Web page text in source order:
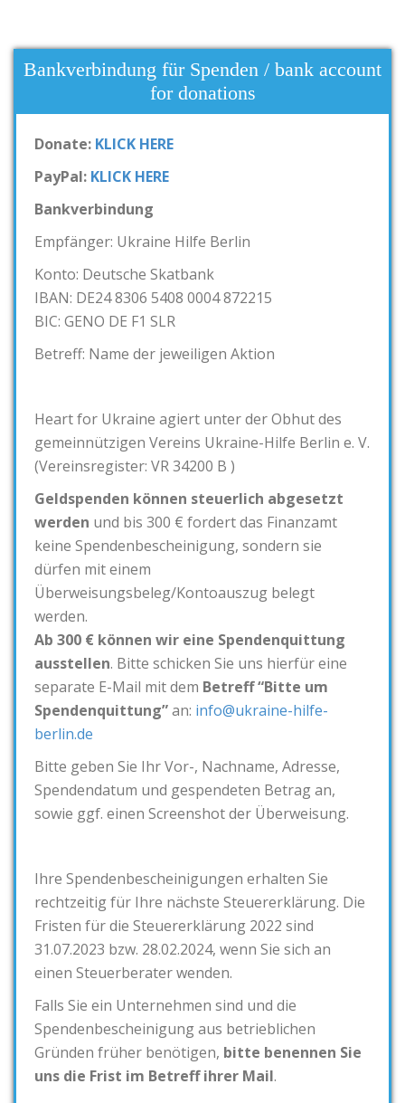
Bankverbindung für Spenden / bank account
for donations
Donate: KLICK HERE
PayPal: KLICK HERE
Bankverbindung
Empfänger: Ukraine Hilfe Berlin
Konto: Deutsche Skatbank
IBAN: DE24 8306 5408 0004 872215
BIC: GENO DE F1 SLR
Betreff: Name der jeweiligen Aktion
Heart for Ukraine agiert unter der Obhut des
gemeinnützigen Vereins Ukraine-Hilfe Berlin e. V.
(Vereinsregister: VR 34200 B )
Geldspenden können steuerlich abgesetzt
werden und bis 300 € fordert das Finanzamt
keine Spendenbescheinigung, sondern sie
dürfen mit einem
Überweisungsbeleg/Kontoauszug belegt
werden.
Ab 300 € können wir eine Spendenquittung
ausstellen. Bitte schicken Sie uns hierfür eine
separate E-Mail mit dem Betreff “Bitte um
Spendenquittung”an: info@ukraine-hilfe-
berlin.de
Bitte geben Sie Ihr Vor-, Nachname, Adresse,
Spendendatum und gespendeten Betrag an,
sowie ggf. einen Screenshot der Überweisung.
Ihre Spendenbescheinigungen erhalten Sie
rechtzeitig für Ihre nächste Steuererklärung. Die
Fristen für die Steuererklärung 2022 sind
31.07.2023 bzw. 28.02.2024, wenn Sie sich an
einen Steuerberater wenden.
Falls Sie ein Unternehmen sind und die
Spendenbescheinigung aus betrieblichen
Gründen früher benötigen, bitte benennen Sie
uns die Frist im Betreff ihrer Mail.